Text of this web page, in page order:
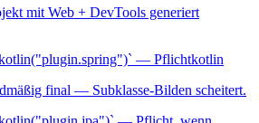
mit Web + DevTools generiert
— Pflichtkotlin
final — Subklasse-Bilden scheitert.